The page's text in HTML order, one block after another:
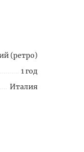
(ретро)
1 год
Италия